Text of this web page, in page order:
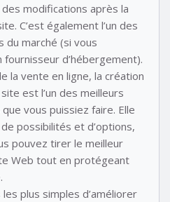
modifications après la
C’est également l’un des
du marché (si vous
fournisseur d’hébergement).
la vente en ligne, la création
est l’un des meilleurs
vous puissiez faire. Elle
possibilités et d’options,
pouvez tirer le meilleur
Web tout en protégeant
les plus simples d’améliorer